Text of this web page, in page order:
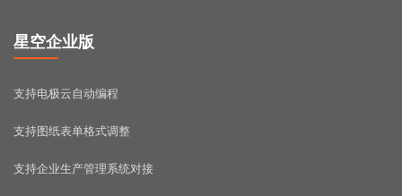
星空企业版
支持电极云自动编程
支持图纸表单格式调整
支持企业生产管理系统对接